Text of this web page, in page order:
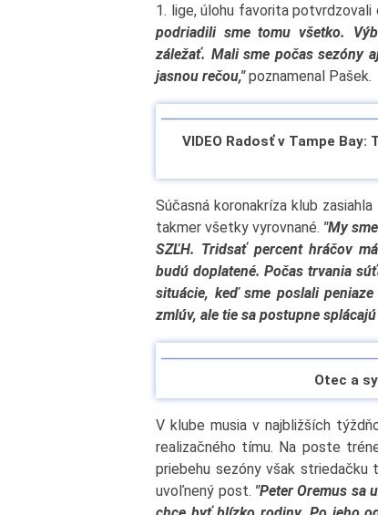
1. lige, úlohu favorita potvrdzovali
podriadili sme tomu všetko.
záležať. Mali sme počas sezóny
jasnou rečou,"poznamenal Pašek.
VIDEO Radosť v Tampe
Súčasná koronakríza klub
takmer všetky vyrovnané. "My
SZĽH. Tridsať percent hráčov
budú doplatené. Počas trvania
situácie, keď sme poslali
zmlúv, ale tie sa postupne
Otec a
V klube musia v najbližších
realizačného tímu. Na poste
priebehu sezóny však
uvoľnený post. "Peter Oremus sa